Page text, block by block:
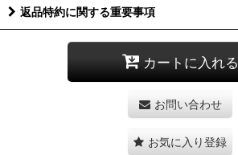
返品特約に関する重要事項
カートに入れる
お問い合わせ
お気に入り登録